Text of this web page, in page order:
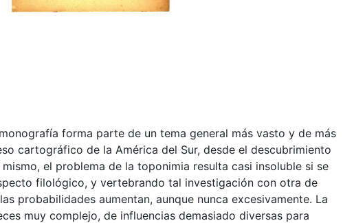
forma parte de un tema general más vasto y de más
cartográfico de la América del Sur, desde el descubrimiento
mismo, el problema de la toponimia resulta casi insoluble si se
filológico, y vertebrando tal investigación con otra de
probabilidades aumentan, aunque nunca excesivamente. La
muy complejo, de influencias demasiado diversas para